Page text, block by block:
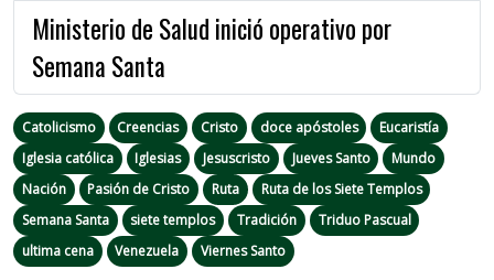
Ministerio de Salud inició operativo por
Semana Santa
Catolicismo Creencias Cristo doce apóstoles
Eucaristía
Iglesia católica
Iglesias Jesuscristo Jueves Santo
Mundo
Nación
Pasión de Cristo Ruta
Ruta de los Siete Templos
Semana Santa
siete templos Tradición
Triduo Pascual
ultima cena
Venezuela Viernes Santo